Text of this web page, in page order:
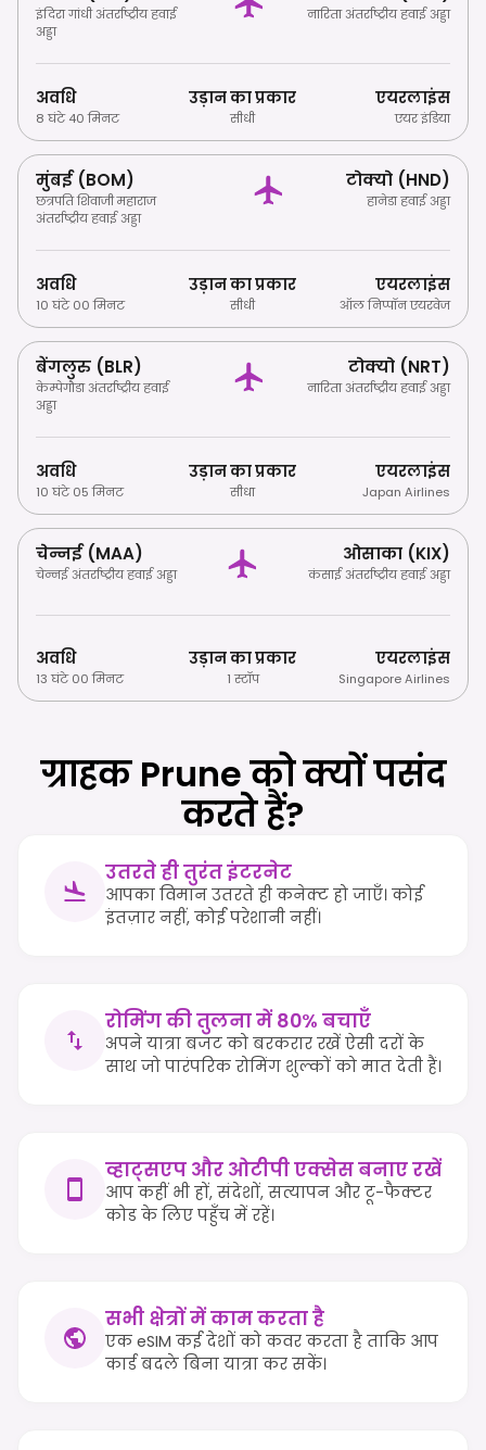
इंदिरा गांधी अंतर्राष्ट्रीय हवाई
अड्डा
नारिता अंतर्राष्ट्रीय हवाई अड्डा
अवधि
8 घंटे 40 मिनट
उड़ान का प्रकार
सीधी
एयरलाइंस
एयर इंडिया
मुंबई (BOM)
छत्रपति शिवाजी महाराज
अंतर्राष्ट्रीय हवाई अड्डा
टोक्यो (HND)
हानेडा हवाई अड्डा
अवधि
10 घंटे 00 मिनट
उड़ान का प्रकार
सीधी
एयरलाइंस
ऑल निप्पॉन एयरवेज
बेंगलुरु (BLR)
केम्पेगौडा अंतर्राष्ट्रीय हवाई
अड्डा
टोक्यो (NRT)
नारिता अंतर्राष्ट्रीय हवाई अड्डा
अवधि
10 घंटे 05 मिनट
उड़ान का प्रकार
सीधा
एयरलाइंस
Japan Airlines
चेन्नई (MAA)
चेन्नई अंतर्राष्ट्रीय हवाई अड्डा
ओसाका (KIX)
कंसाई अंतर्राष्ट्रीय हवाई अड्डा
अवधि
13 घंटे 00 मिनट
उड़ान का प्रकार
1 स्टॉप
एयरलाइंस
Singapore Airlines
ग्राहक Prune को क्यों पसंद
करते हैं?
उतरते ही तुरंत इंटरनेट
आपका विमान उतरते ही कनेक्ट हो जाएँ। कोई
इंतज़ार नहीं, कोई परेशानी नहीं।
रोमिंग की तुलना में 80% बचाएँ
अपने यात्रा बजट को बरकरार रखें ऐसी दरों के
साथ जो पारंपरिक रोमिंग शुल्कों को मात देती हैं।
व्हाट्सएप और ओटीपी एक्सेस बनाए रखें
आप कहीं भी हों, संदेशों, सत्यापन और टू-फैक्टर
कोड के लिए पहुँच में रहें।
सभी क्षेत्रों में काम करता है
एक eSIM कई देशों को कवर करता है ताकि आप
कार्ड बदले बिना यात्रा कर सकें।